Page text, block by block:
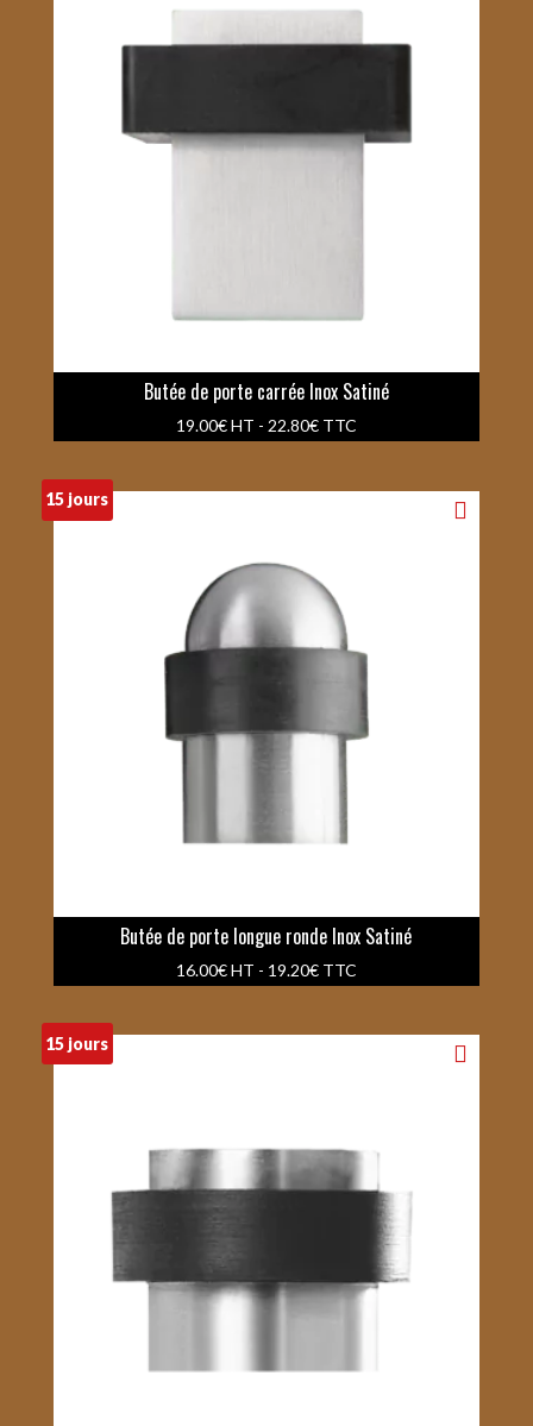
Butée de porte carrée Inox Satiné
19.00€HT - 22.80€TTC
15 jours
Butée de porte longue ronde Inox Satiné
16.00€HT - 19.20€TTC
15 jours